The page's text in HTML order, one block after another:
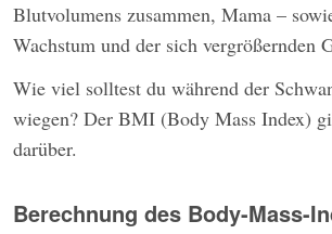
Blutvolumens zusammen, Mama –
Wachstum und der sich vergrößernden
Wie viel solltest du während der
wiegen? Der BMI (Body Mass Index)
darüber.
Berechnung des Body-Mass-